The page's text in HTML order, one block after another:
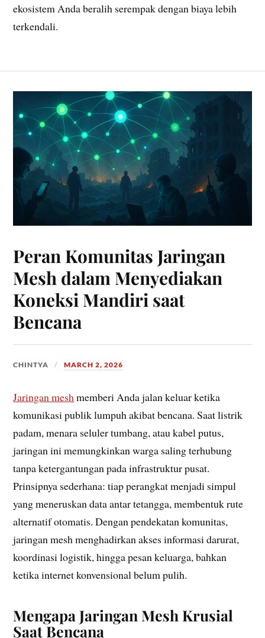
ekosistem Anda beralih serempak dengan biaya lebih
terkendali.
Peran Komunitas Jaringan
Mesh dalam Menyediakan
Koneksi Mandiri saat
Bencana
CHINTYA MARCH 2, 2026
Jaringan meshmemberi Anda jalan keluar ketika
komunikasi publik lumpuh akibat bencana. Saat listrik
padam, menara seluler tumbang, atau kabel putus,
jaringan ini memungkinkan warga saling terhubung
tanpa ketergantungan pada infrastruktur pusat.
Prinsipnya sederhana: tiap perangkat menjadi simpul
yang meneruskan data antar tetangga, membentuk rute
alternatif otomatis. Dengan pendekatan komunitas,
jaringan mesh menghadirkan akses informasi darurat,
koordinasi logistik, hingga pesan keluarga, bahkan
ketika internet konvensional belum pulih.
Mengapa Jaringan Mesh Krusial
Saat Bencana